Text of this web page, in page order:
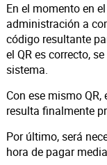
En el momento en
administración a
código resultante
el QR es correcto,
sistema.
Con ese mismo
resulta finalmente
Por último, será
hora de pagar